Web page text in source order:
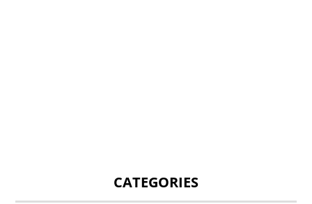
CATEGORIES